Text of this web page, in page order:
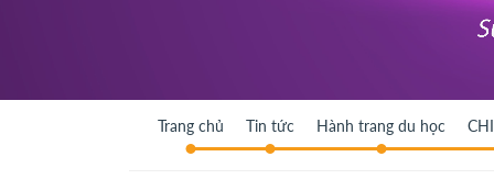
Trang chủ Tin tức Hành trang du học